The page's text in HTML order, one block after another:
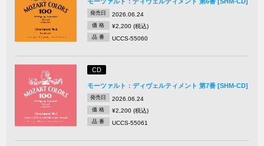
発売日 2026.06.24
価 格 ¥2,200 (税込)
品 番 UCCS-55060
CD
モーツァルト：ディヴェルティメント 第7番 [SHM-CD]
発売日 2026.06.24
価 格 ¥2,200 (税込)
品 番 UCCS-55061